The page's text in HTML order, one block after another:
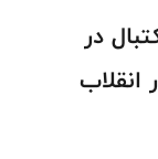
در
انقلاب